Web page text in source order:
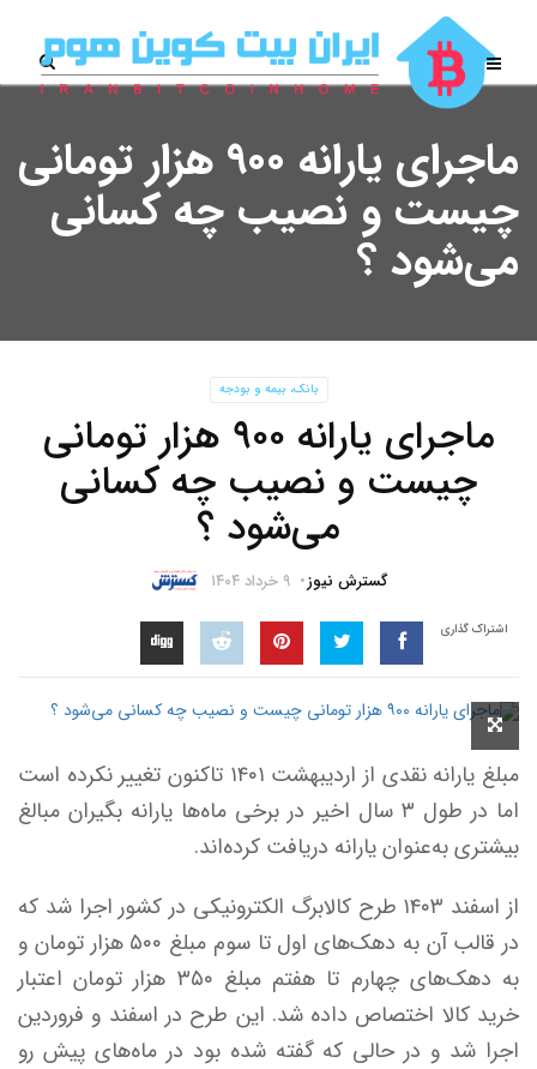
ماجرای یارانه ۹۰۰ هزار تومانی
چیست و نصیب چه کسانی
می‌شود ؟
بانک، بیمه و بودجه
ماجرای یارانه ۹۰۰ هزار تومانی
چیست و نصیب چه کسانی
می‌شود ؟
گسترش نیوز ۹ خرداد ۱۴۰۴
اشتراک گذاری
مبلغ یارانه نقدی از اردیبهشت ۱۴۰۱ تاکنون تغییر نکرده است
اما در طول ۳ سال اخیر در برخی ماه‌ها یارانه بگیران مبالغ
بیشتری به‌عنوان یارانه دریافت کرده‌اند.
از اسفند ۱۴۰۳ طرح کالابرگ الکترونیکی در کشور اجرا شد که
در قالب آن به دهک‌های اول تا سوم مبلغ ۵۰۰ هزار تومان و
به دهک‌های چهارم تا هفتم مبلغ ۳۵۰ هزار تومان اعتبار
خرید کالا اختصاص داده شد. این طرح در اسفند و فروردین
اجرا شد و در حالی که گفته شده بود در ماه‌های پیش رو